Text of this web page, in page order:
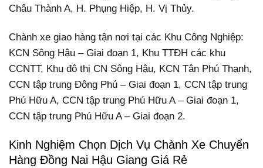
Châu Thành A, H. Phụng Hiệp, H. Vị Thủy.
Chành xe giao hàng tận nơi tại các Khu Công Nghiệp:
KCN Sông Hậu – Giai đoạn 1, Khu TTĐH các khu
CCNTT, Khu đô thị CN Sông Hậu, KCN Tân Phú Thạnh,
CCN tập trung Đông Phú – Giai đoạn 1, CCN tập trung
Phú Hữu A, CCN tập trung Phú Hữu A – Giai đoạn 1,
CCN tập trung Phú Hữu A – Giai đoạn 2.
Kinh Nghiệm Chọn Dịch Vụ Chành Xe Chuyển
Hàng Đồng Nai Hậu Giang Giá Rẻ